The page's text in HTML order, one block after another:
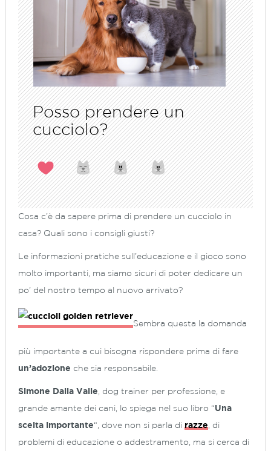
Posso prendere un
cucciolo?
Cosa c’è da sapere prima di prendere un cucciolo in
casa? Quali sono i consigli giusti?
Le informazioni pratiche sull’educazione e il gioco sono
molto importanti, ma siamo sicuri di poter dedicare un
po’ del nostro tempo al nuovo arrivato?
Sembra questa la domanda
più importante a cui bisogna rispondere prima di fare
un’adozione che sia responsabile.
Simone Dalla Valle , dog trainer per professione, e
grande amante dei cani, lo spiega nel suo libro “Una
scelta importante“, dove non si parla di razze , di
problemi di educazione o addestramento, ma si cerca di